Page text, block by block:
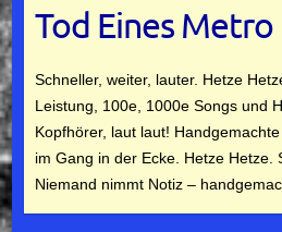
Tod Eines
Schneller, weiter, lauter. Hetze
Leistung, 100e, 1000e Songs und
Kopfhörer, laut laut!
im Gang in der Ecke. Hetze Hetze.
Niemand nimmt Notiz –